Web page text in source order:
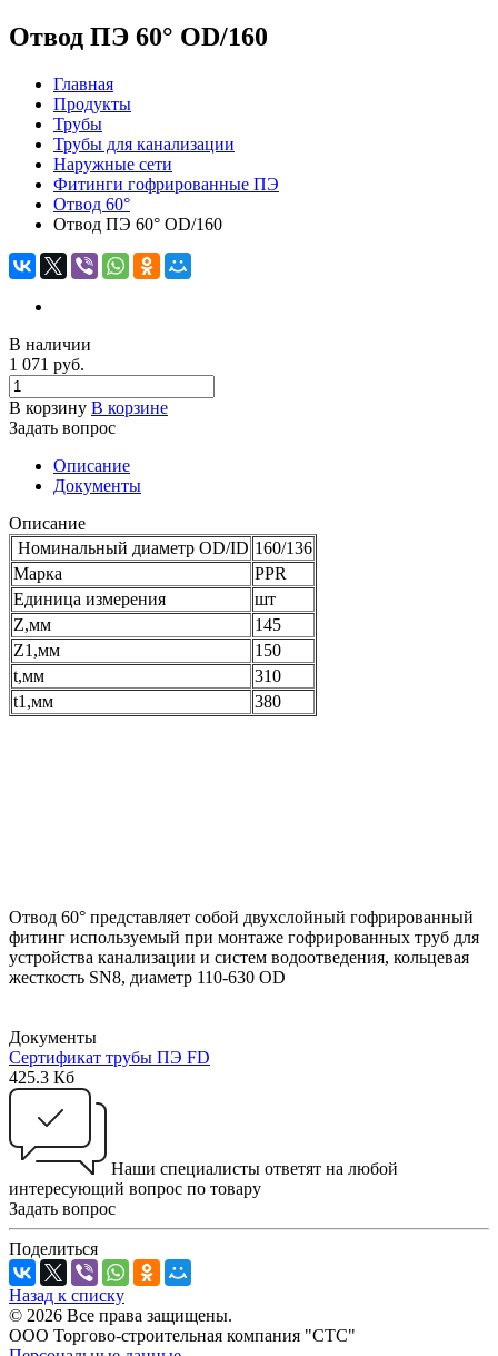
Отвод ПЭ 60° OD/160
Главная
Продукты
Трубы
Трубы для канализации
Наружные сети
Фитинги гофрированные ПЭ
Отвод 60°
Отвод ПЭ 60° OD/160
В наличии
1 071 руб.
В корзину В корзине
Задать вопрос
Описание
Документы
Описание
Номинальный диаметр OD/ID 160/136
Марка
PPR
Единица измерения
шт
Z,мм
145
Z1,мм
150
t,мм
310
t1,мм
380
Отвод 60° представляет собой двухслойный гофрированный
фитинг используемый при монтаже гофрированных труб для
устройства канализации и систем водоотведения, кольцевая
жесткость SN8, диаметр 110-630 ОD
Документы
Сертификат трубы ПЭ FD
425.3 Кб
Наши специалисты ответят на любой
интересующий вопрос по товару
Задать вопрос
Поделиться
Назад к списку
© 2026 Все права защищены.
ООО Торгово-строительная компания "СТС"